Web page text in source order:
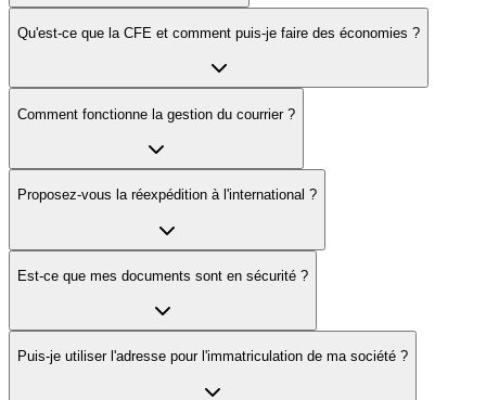
Qu'est-ce que la CFE et comment puis-je faire des économies ?
Comment fonctionne la gestion du courrier ?
Proposez-vous la réexpédition à l'international ?
Est-ce que mes documents sont en sécurité ?
Puis-je utiliser l'adresse pour l'immatriculation de ma société ?